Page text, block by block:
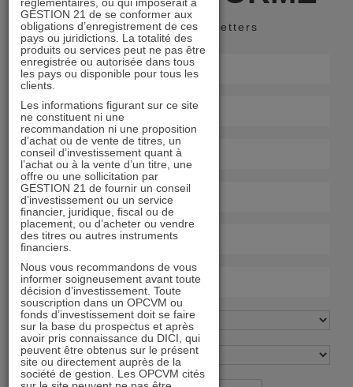
Recevoir nos newsletters
GESTION 21 de se conformer aux
obligations d’enregistrement de ces
pays ou juridictions. La totalité des
produits ou services peut ne pas être
enregistrée ou autorisée dans tous
les pays ou disponible pour tous les
clients.
Les informations figurant sur ce site
ne constituent ni une
recommandation ni une proposition
d’achat ou de vente de titres, un
conseil d’investissement quant à
l’achat ou à la vente d’un titre, une
offre ou une sollicitation par
GESTION 21 de fournir un conseil
d’investissement ou un service
financier, juridique, fiscal ou de
placement, ou d’acheter ou vendre
des titres ou autres instruments
financiers.
Nous vous recommandons de vous
informer soigneusement avant toute
décision d’investissement. Toute
souscription dans un OPCVM ou
fonds d’investissement doit se faire
sur la base du prospectus et après
avoir pris connaissance du DICI, qui
peuvent être obtenus sur le présent
site ou directement auprès de la
société de gestion. Les OPCVM cités